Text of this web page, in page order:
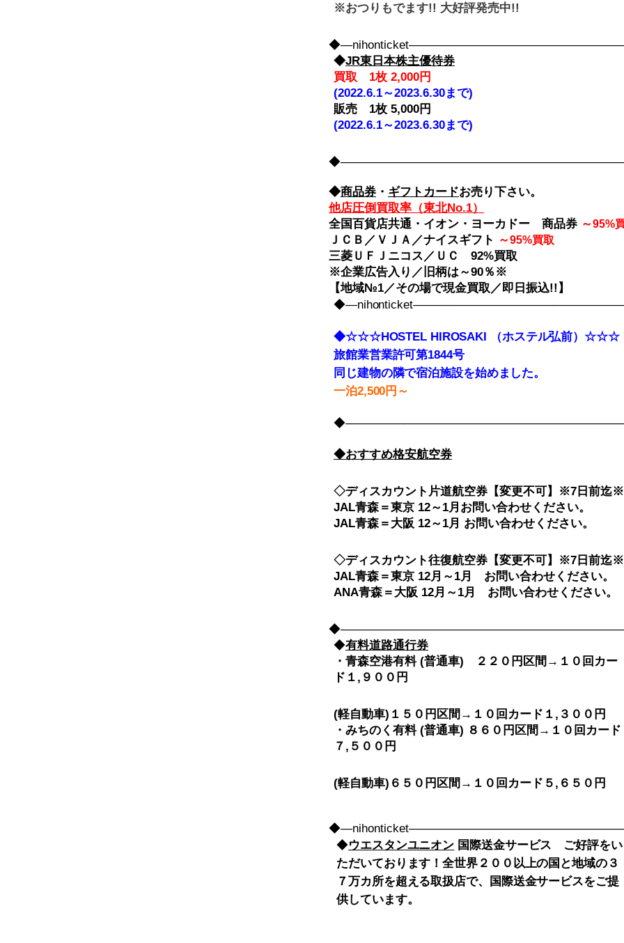
※おつりもでます!! 大好評発売中!!
◆JR東日本株主優待券
買取 1枚 2,000円
(2022.6.1～2023.6.30まで)
販売 1枚 5,000円
(2022.6.1～2023.6.30まで)
◆商品券 ・ ギフトカードお売り下さい。
他店圧倒買取率（東北No.1）
全国百貨店共通・イオン・ヨーカドー 商品券 ～95%
ＪＣＢ／ＶＪＡ／ナイスギフト ～95%買取
三菱ＵＦＪニコス／ＵＣ 92%買取
※企業広告入り／旧柄は～90％※
【地域№1／その場で現金買取／即日振込!!】
◆☆☆☆HOSTEL HIROSAKI （ホステル弘前）☆☆☆
旅館業営業許可第1844号
同じ建物の隣で宿泊施設を始めました。
一泊2,500円～
◆おすすめ格安航空券
◇ディスカウント片道航空券【変更不可】※7日前迄※
JAL青森＝東京 12～1月お問い合わせください。
JAL青森＝大阪 12～1月 お問い合わせください。
◇ディスカウント往復航空券【変更不可】※7日前迄※
JAL青森＝東京 12月～1月 お問い合わせください。
ANA青森＝大阪 12月～1月 お問い合わせください。
◆有料道路通行券
・青森空港有料 (普通車) ２２０円区間→１０回カー
ド１,９００円
(軽自動車)１５０円区間→１０回カード１,３００円
・みちのく有料 (普通車) ８６０円区間→１０回カード
７,５００円
(軽自動車)６５０円区間→１０回カード５,６５０円
◆ウエスタンユニオン 国際送金サービス ご好評をい
ただいております！全世界２００以上の国と地域の３
７万カ所を超える取扱店で、国際送金サービスをご提
供しています。